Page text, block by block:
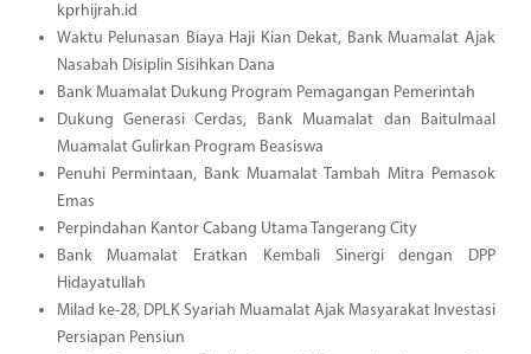
kprhijrah.id
Waktu Pelunasan Biaya Haji Kian Dekat, Bank Muamalat Ajak
Nasabah Disiplin Sisihkan Dana
Bank Muamalat Dukung Program Pemagangan Pemerintah
Dukung Generasi Cerdas, Bank Muamalat dan Baitulmaal
Muamalat Gulirkan Program Beasiswa
Penuhi Permintaan, Bank Muamalat Tambah Mitra Pemasok
Emas
Perpindahan Kantor Cabang Utama Tangerang City
Bank Muamalat Eratkan Kembali Sinergi dengan DPP
Hidayatullah
Milad ke-28, DPLK Syariah Muamalat Ajak Masyarakat Investasi
Persiapan Pensiun